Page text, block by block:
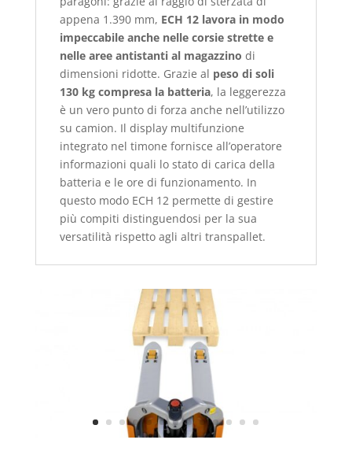
appena 1.390 mm, ECH 12 lavora in modo
impeccabile anche nelle corsie strette e
nelle aree antistanti al magazzino di
dimensioni ridotte. Grazie al peso di soli
130 kg compresa la batteria, la leggerezza
è un vero punto di forza anche nell’utilizzo
su camion. Il display multifunzione
integrato nel timone fornisce all’operatore
informazioni quali lo stato di carica della
batteria e le ore di funzionamento. In
questo modo ECH 12 permette di gestire
più compiti distinguendosi per la sua
versatilità rispetto agli altri transpallet.